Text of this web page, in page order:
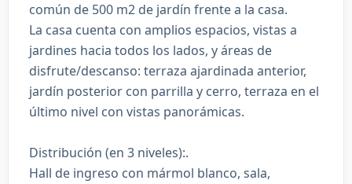
común de 500 m2 de jardín frente a la casa.
La casa cuenta con amplios espacios, vistas a
jardines hacia todos los lados, y áreas de
disfrute/descanso: terraza ajardinada anterior,
jardín posterior con parrilla y cerro, terraza en el
último nivel con vistas panorámicas.
Distribución (en 3 niveles):.
Hall de ingreso con mármol blanco, sala,